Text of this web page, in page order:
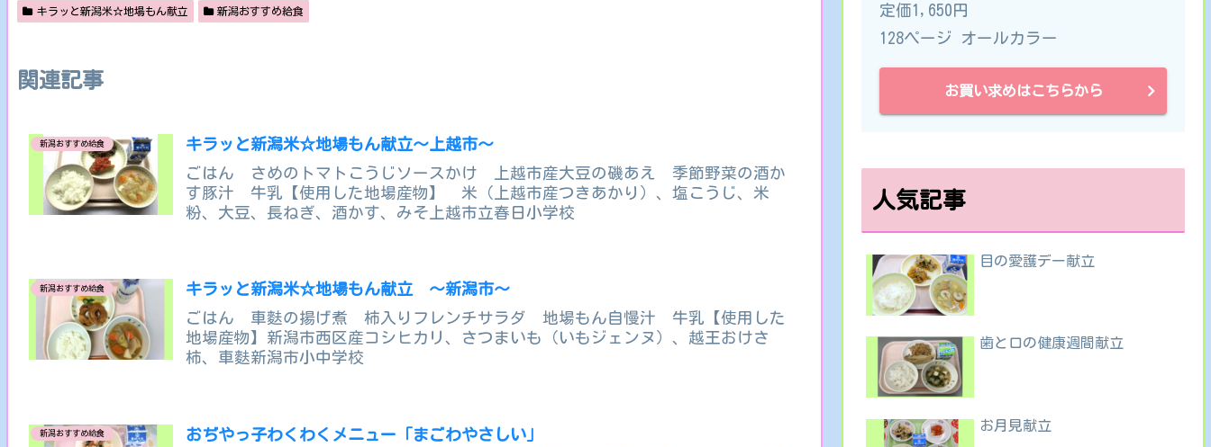
キラッと新潟米☆地場もん献立 新潟おすすめ給食
関連記事
新潟おすすめ給食 キラッと新潟米☆地場もん献立～上越市～
ごはん さめのトマトこうじソースかけ 上越市産大豆の磯あえ 季節野菜の酒か
す豚汁 牛乳【使用した地場産物】 米（上越市産つきあかり）、塩こうじ、米
粉、大豆、長ねぎ、酒かす、みそ上越市立春日小学校
新潟おすすめ給食 キラッと新潟米☆地場もん献立 ～新潟市～
ごはん 車麩の揚げ煮 柿入りフレンチサラダ 地場もん自慢汁 牛乳【使用した
地場産物】新潟市西区産コシヒカリ、さつまいも（いもジェンヌ）、越王おけさ
柿、車麩新潟市小中学校
新潟おすすめ給食 おぢやっ子わくわくメニュー「まごわやさしい」
定価1,650円
128ページ オールカラー
お買い求めはこちらから
人気記事
目の愛護デー献立
歯と口の健康週間献立
お月見献立